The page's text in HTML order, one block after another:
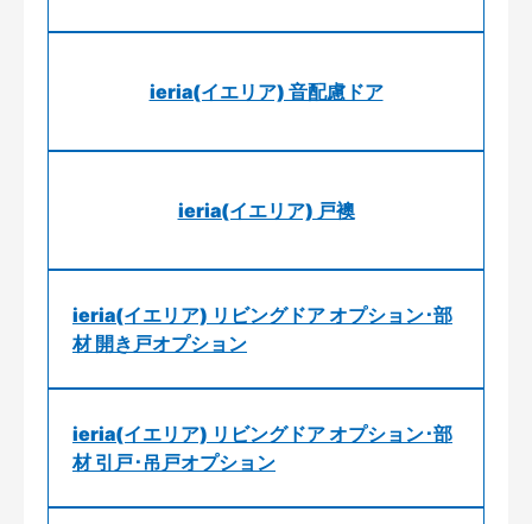
ieria(イエリア) 音配慮ドア
ieria(イエリア) 戸襖
ieria(イエリア) リビングドア オプション･部
材 開き戸オプション
ieria(イエリア) リビングドア オプション･部
材 引戸･吊戸オプション